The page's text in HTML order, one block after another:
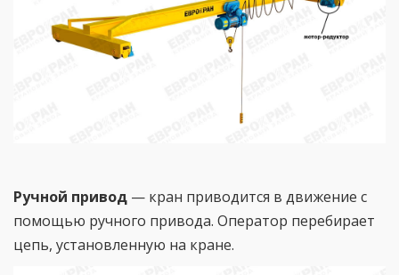
Ручной привод — кран приводится в движение с
помощью ручного привода. Оператор перебирает
цепь, установленную на кране.